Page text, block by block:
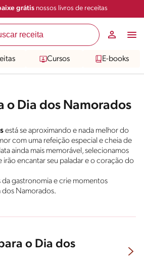
grátisnossos livros de receitas
Cursos E-books
o Dia dos Namorados
está se aproximando e nada melhor do
com uma refeição especial e cheia de
ainda mais memorável, selecionamos
irão encantar seu paladar e o coração do
gastronomia e crie momentos
dos Namorados.
o Dia dos